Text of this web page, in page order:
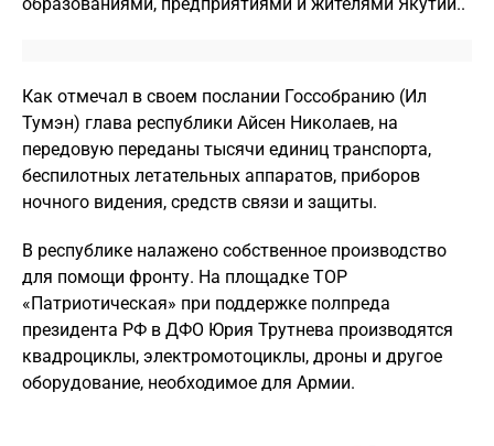
Как отмечал в своем послании Госсобранию (Ил
Тумэн) глава республики Айсен Николаев, на
передовую переданы тысячи единиц транспорта,
беспилотных летательных аппаратов, приборов
ночного видения, средств связи и защиты.
В республике налажено собственное производство
для помощи фронту. На площадке ТОР
«Патриотическая» при поддержке полпреда
президента РФ в ДФО Юрия Трутнева производятся
квадроциклы, электромотоциклы, дроны и другое
оборудование, необходимое для Армии.